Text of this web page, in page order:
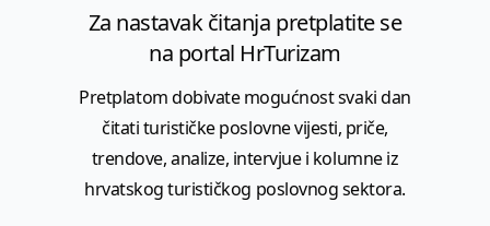
Za nastavak čitanja pretplatite se
na portal HrTurizam
Pretplatom dobivate mogućnost svaki dan
čitati turističke poslovne vijesti, priče,
trendove, analize, intervjue i kolumne iz
hrvatskog turističkog poslovnog sektora.